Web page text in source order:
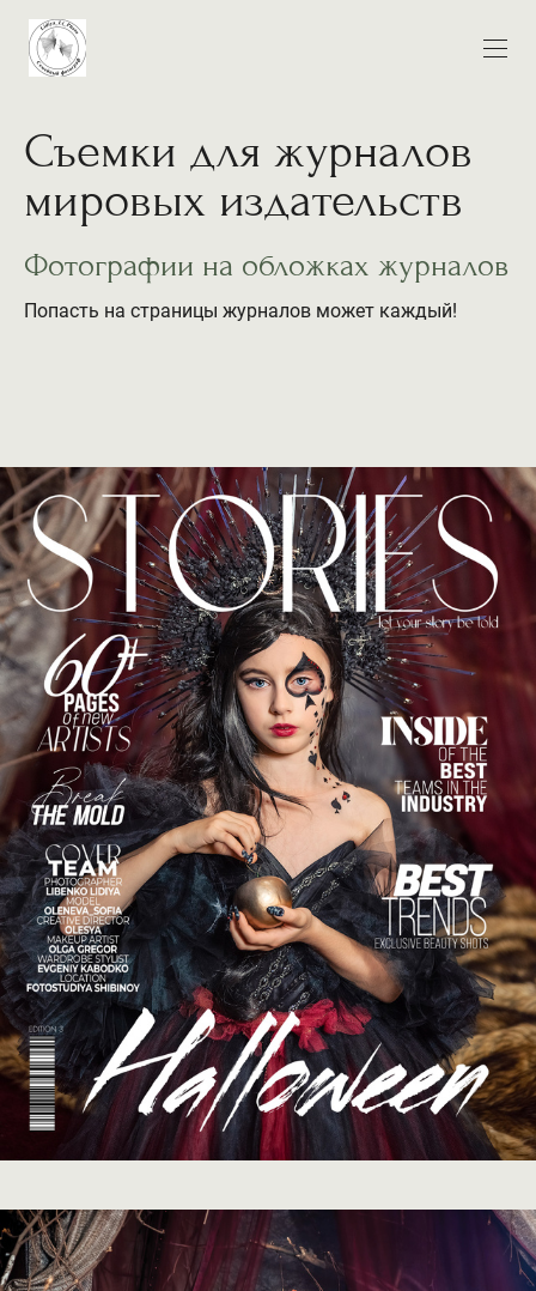
Съемки для журналов
мировых издательств
Фотографии на обложках журналов
Попасть на страницы журналов может каждый!